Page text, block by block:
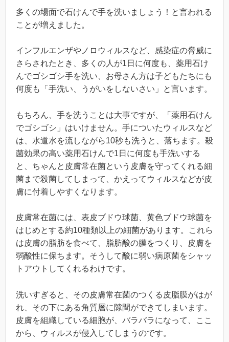
多くの場面で石けんで手を洗いましょう！と言われる
ことが増えました。
インフルエンザやノロウィルスなど、感染症の脅威に
さらされたとき、多くの人が1日に何度も、薬用石け
んでゴシゴシ手を洗い、お母さん方は子どもたちにも
何度も「手洗い、うがいをしないさい」と言います。
もちろん、手を洗うことは大事ですが、「薬用石けん
でゴシゴシ」はいけません。手についたウィルスなど
は、水道水を流しながら10秒も洗うと、落ちます。殺
菌効果の高い薬用石けんで1日に何度も手洗いする
と、ちゃんと皮膚常在菌という皮膚を守ってくれる細
菌まで殺菌してしまって、かえってウィルスなどが皮
膚に付着しやすくなります。
皮膚常在菌には、表皮ブドウ球菌、黄色ブドウ球菌を
はじめとする約10種類以上の細菌があります。これら
は皮膚の脂肪を食べて、脂肪酸の膜をつくり、皮膚を
弱酸性に保ちます。そうして酸に弱い病原菌をシャッ
トアウトしてくれるわけです。
洗いすぎると、その皮膚常在菌のつくる皮脂膜がはが
れ、その下にある角質層に隙間ができてしまいます。
皮膚を組織している細胞が、バラバラになって、ここ
から、ウィルスが侵入してしまうのです。